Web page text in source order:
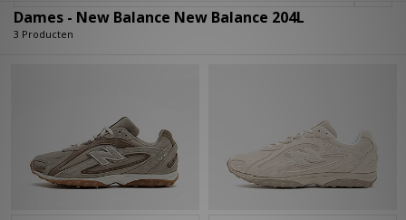
Dames - New Balance New Balance 204L
3 Producten